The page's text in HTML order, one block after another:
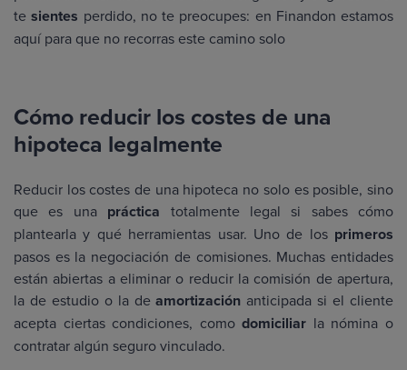
tesientes perdido, no te preocupes: en Finandon estamos
aquí para que no recorras este camino solo
Cómo reducir los costes de una
hipoteca legalmente
Reducir los costes de una hipoteca no solo es posible, sino
que es una práctica totalmente legal si sabes cómo
plantearla y qué herramientas usar. Uno de los primeros
pasos es la negociación de comisiones. Muchas entidades
están abiertas a eliminar o reducir la comisión de apertura,
la de estudio o la deamortización anticipada si el cliente
acepta ciertas condiciones, comodomiciliar la nómina o
contratar algún seguro vinculado.